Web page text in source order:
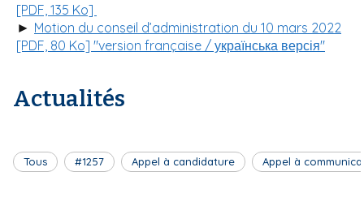
[PDF, 135 Ko]
► Motion du conseil d’administration du 10 mars 2022
[PDF, 80 Ko] "version française / українська версія"
Actualités
Tous #1257 Appel à candidature Appel à